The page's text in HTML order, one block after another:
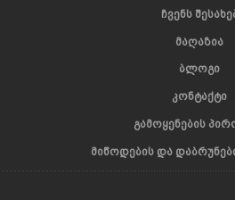
ᲩᲕᲔᲜᲡ
ᲛᲐᲦᲐᲖᲘᲐ
ᲑᲚᲝᲒᲘ
ᲙᲝᲜᲢᲐᲥᲢᲘ
ᲒᲐᲛᲝᲧᲔᲜᲔᲑᲘᲡ
ᲛᲘᲬᲝᲓᲔᲑᲘᲡ ᲓᲐ